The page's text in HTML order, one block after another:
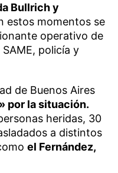
Bullrich y
estos momentos se
operativo de
policía y
de Buenos Aires
por la situación.
heridas, 30
a distintos
el Fernández,